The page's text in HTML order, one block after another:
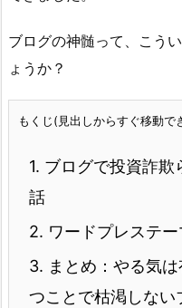
ブログの神髄って、こう
ょうか？
もくじ(見出しからすぐ移動で
1. ブログで投資詐欺
話
2. ワードプレステ
3. まとめ：やる気
つことで枯渇しない